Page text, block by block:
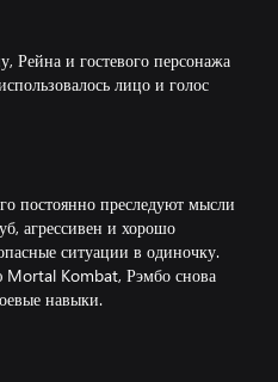
Рейна и гостевого персонажа
лицо и голос
постоянно преследуют мысли
агрессивен и хорошо
ситуации в одиночку.
Mortal Kombat, Рэмбо снова
навыки.